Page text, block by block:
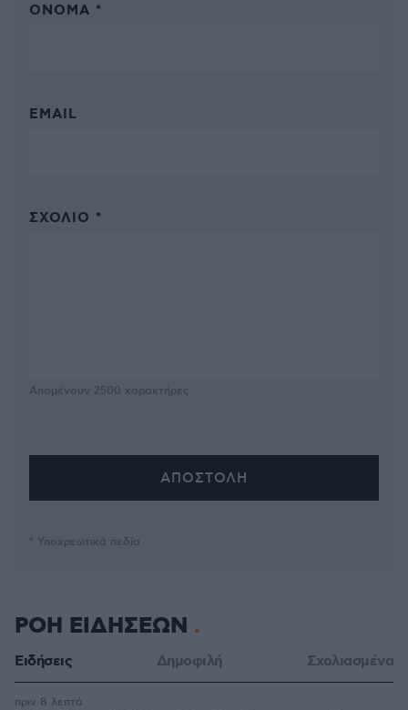
ΌΝΟΜΑ *
EMAIL
ΣΧΌΛΙΟ *
Απομένουν 2500 χαρακτήρες
* Υποχρεωτικά πεδία
ΡΟΗ ΕΙΔΗΣΕΩΝ
Ειδήσεις Δημοφιλή Σχολιασμένα
πριν 8 λεπτά